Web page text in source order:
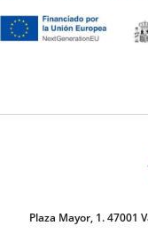
Plaza Mayor, 1. 47001